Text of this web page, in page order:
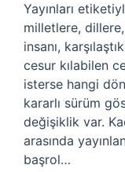
Yayınları
milletlere,
insanı,
cesur kılabilen
isterse hangi
kararlı sürüm
değişiklik var.
arasında
başrol…